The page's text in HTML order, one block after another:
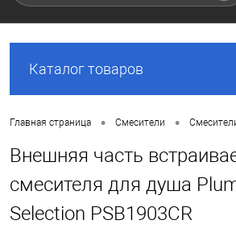
Каталог товаров
Главная страница • Смесители •
Внешняя часть
смесителя для душа
Selection PSB1903CR